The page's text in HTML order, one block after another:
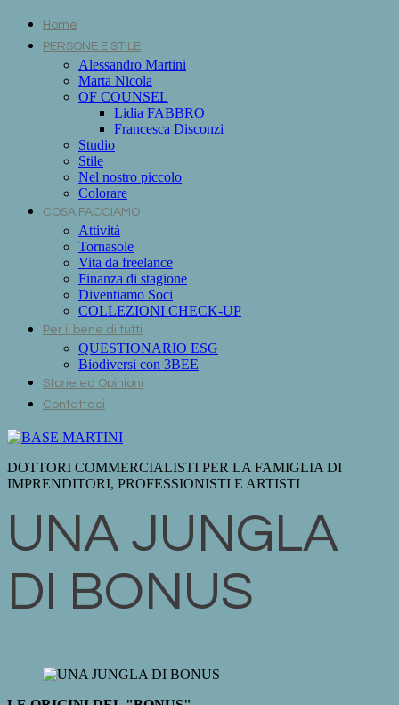
Home
PERSONE E STILE
Alessandro Martini
Marta Nicola
OF COUNSEL
Lidia FABBRO
Francesca Disconzi
Studio
Stile
Nel nostro piccolo
Colorare
COSA FACCIAMO
Attività
Tornasole
Vita da freelance
Finanza di stagione
Diventiamo Soci
COLLEZIONI CHECK-UP
Per il bene di tutti
QUESTIONARIO ESG
Biodiversi con 3BEE
Storie ed Opinioni
Contattaci
DOTTORI COMMERCIALISTI PER LA FAMIGLIA DI
IMPRENDITORI, PROFESSIONISTI E ARTISTI
UNA JUNGLA
DI BONUS